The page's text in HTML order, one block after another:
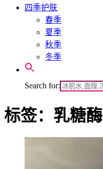
四季护肤
春季
夏季
秋季
冬季
Search for:
标签：乳糖酶